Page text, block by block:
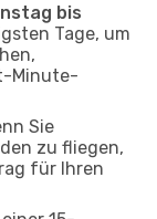
bis
Tage, um
Minute-
Sie
zu fliegen,
für Ihren